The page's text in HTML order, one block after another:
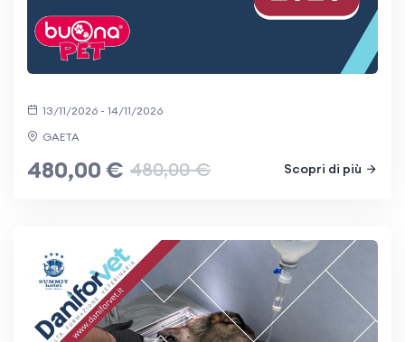
13/11/2026 - 14/11/2026
GAETA
480,00 € 480,00 € Scopri di più